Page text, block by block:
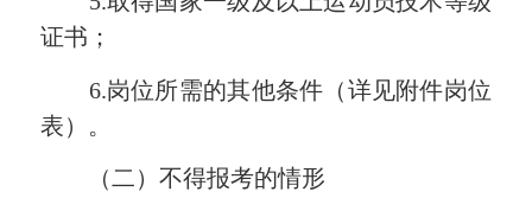
证书；
6.岗位所需的其他条件（详见附件岗位
表）。
（二）不得报考的情形